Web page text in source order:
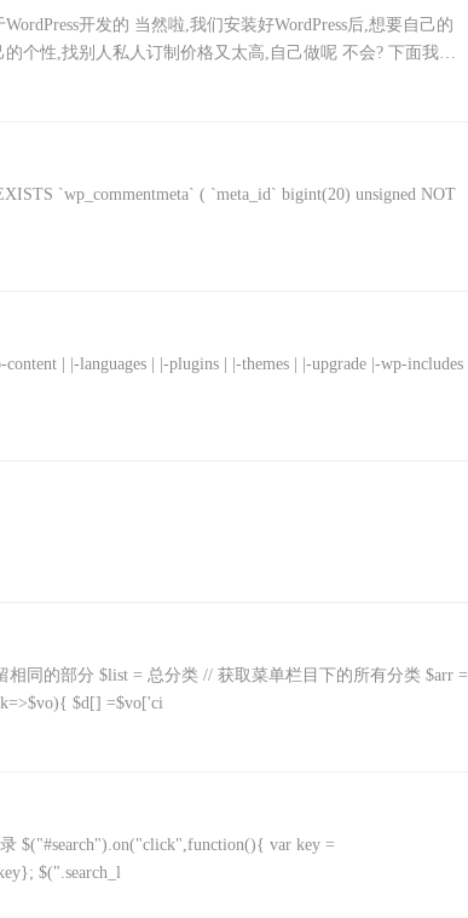
开发的 当然啦,我们安装好WordPress后,想要自己的
个性,找别人私人订制价格又太高,自己做呢 不会? 下面我简
`wp_commentmeta` ( `meta_id` bigint(20) unsigned NOT
| |-languages | |-plugins | |-themes | |-upgrade |-wp-includes
同的部分 $list = 总分类 // 获取菜单栏目下的所有分类 $arr =
$d[] =$vo['ci
$("#search").on("click",function(){ var key =
$(".search_l